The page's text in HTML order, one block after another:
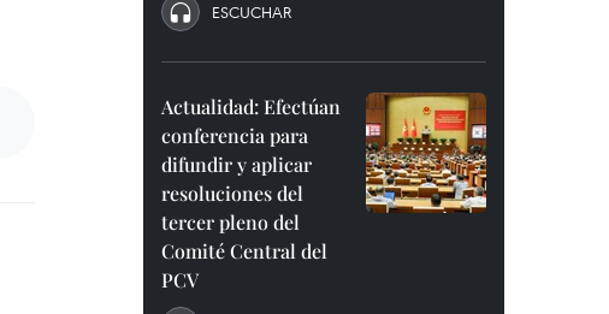
ESCUCHAR
Actualidad: Efectúan
conferencia para
difundir y aplicar
resoluciones del
tercer pleno del
Comité Central del
PCV